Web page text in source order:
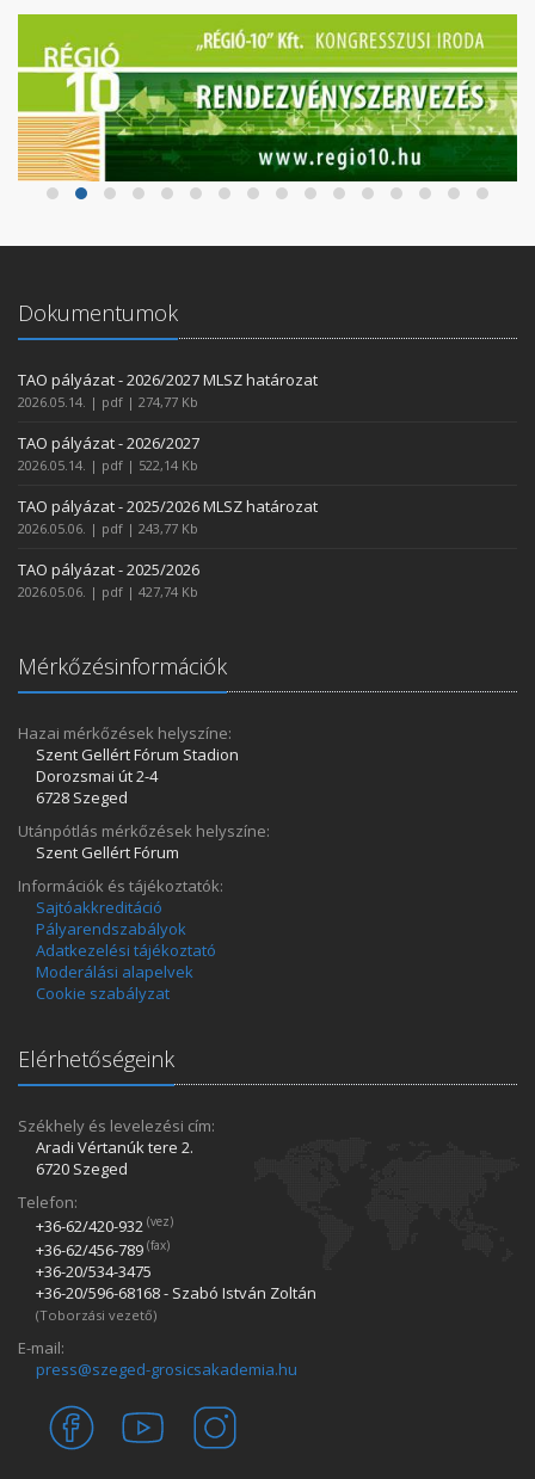
Dokumentumok
TAO pályázat - 2026/2027 MLSZ határozat
2026.05.14. | pdf | 274,77 Kb
TAO pályázat - 2026/2027
2026.05.14. | pdf | 522,14 Kb
TAO pályázat - 2025/2026 MLSZ határozat
2026.05.06. | pdf | 243,77 Kb
TAO pályázat - 2025/2026
2026.05.06. | pdf | 427,74 Kb
Mérkőzésinformációk
Hazai mérkőzések helyszíne:
Szent Gellért Fórum Stadion
Dorozsmai út 2-4
6728 Szeged
Utánpótlás mérkőzések helyszíne:
Szent Gellért Fórum
Információk és tájékoztatók:
Sajtóakkreditáció
Pályarendszabályok
Adatkezelési tájékoztató
Moderálási alapelvek
Cookie szabályzat
Elérhetőségeink
Székhely és levelezési cím:
Aradi Vértanúk tere 2.
6720 Szeged
Telefon:
+36-62/420­-932 (vez)
+36-62/456­-789 (fax)
+36-20/534­-3475
+36-20/596­-68168 - Szabó István Zoltán
(Toborzási vezető)
E-mail:
press@szeged-grosicsakademia.hu